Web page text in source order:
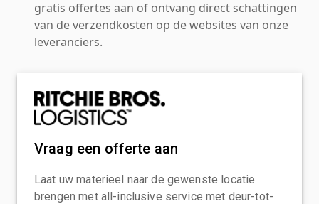
gratis offertes aan of ontvang direct schattingen
van de verzendkosten op de websites van onze
leveranciers.
Vraag een offerte aan
Laat uw materieel naar de gewenste locatie
brengen met all-inclusive service met deur-tot-